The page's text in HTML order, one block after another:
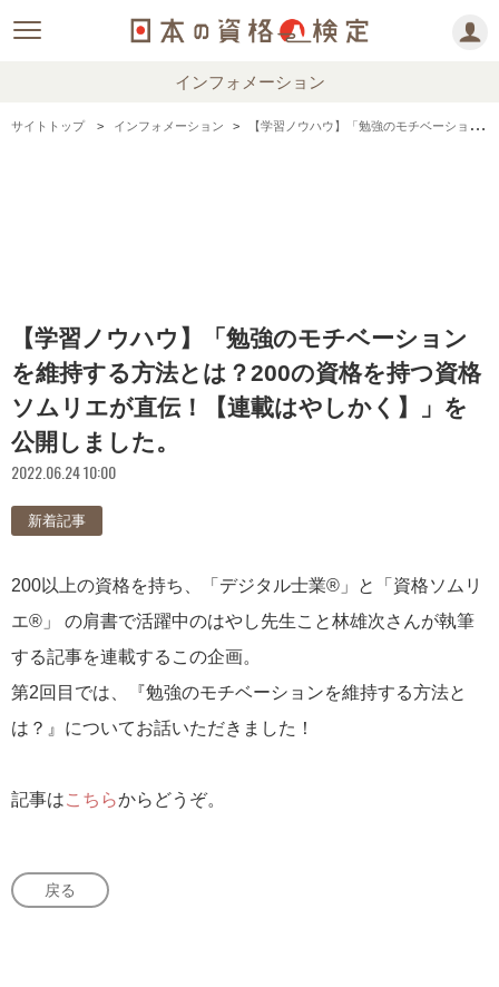
インフォメーション
サイトトップ インフォメーション 【学習ノウハウ】「勉強のモチベーションを維持する方法とは？200の資格を持つ資格ソムリエが直伝！【連載はやしかく】」を公開しました。
【学習ノウハウ】「勉強のモチベーション
を維持する方法とは？200の資格を持つ資格
ソムリエが直伝！【連載はやしかく】」を
公開しました。
2022.06.24 10:00
新着記事
200以上の資格を持ち、「デジタル士業®」と「資格ソムリ
エ®」 の肩書で活躍中のはやし先生こと林雄次さんが執筆
する記事を連載するこの企画。
第2回目では、『勉強のモチベーションを維持する方法と
は？』についてお話いただきました！
記事はこちらからどうぞ。
戻る